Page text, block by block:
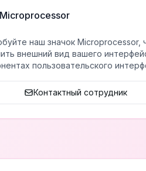
Microprocessor
наш значок Microprocessor,
внешний вид вашего
пользовательского
Контактный сотрудник